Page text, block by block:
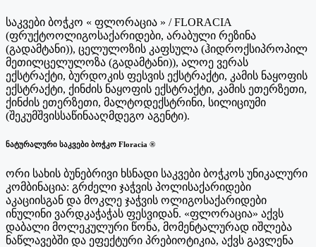
საკვები ბოჭკო « ფლორაცია » / FLORACIA
(ფრუქტოოლიგოსაქარიდები, არაბული რეზინა
(გადამტანი)), ცელულოზის კაფსულა (ჰიდროქსიპროპილ
მეთილცელულოზა (გადამტანი)), ალოე ვერას
ექსტრაქტი, ბურდოკის ფესვის ექსტრაქტი, კამის ნაყოფის
ექსტრაქტი, ქინძის ნაყოფის ექსტრაქტი, კამის ეთერზეთი,
ქინძის ეთერზეთი, მალტოდექსტრინი, სილიციუმი
(შეკუმშვისსაწინააღმდეგო აგენტი).
ნატურალური საკვები ბოჭკო Floracia ®
ორი სახის ბუნებრივი ხსნადი საკვები ბოჭკოს უნიკალური
კომბინაცია: გრძელი ჯაჭვის პოლისაქარიდები
აკაციისგან და მოკლე ჯაჭვის ოლიგოსაქარიდები
ინულინი ვარდკაჭაჭას ფესვიდან. «ფლორაცია» აქვს
დაბალი მოლეკულური წონა, მომენტალურად იშლება
ნაწლავებში და ეფექტური პრებიოტიკია, აქვს გავლენა